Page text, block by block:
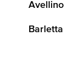
Avellino
Barletta